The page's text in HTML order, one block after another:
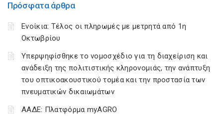
Πρόσφατα άρθρα
Ενοίκια: Τέλος οι πληρωμές με μετρητά από 1η
Οκτωβρίου
Υπερψηφίσθηκε το νομοσχέδιο για τη διαχείριση και
ανάδειξη της πολιτιστικής κληρονομιάς, την ανάπτυξη
του οπτικοακουστικού τομέα και την προστασία των
πνευματικών δικαιωμάτων
ΑΑΔΕ: Πλατφόρμα myAGRO